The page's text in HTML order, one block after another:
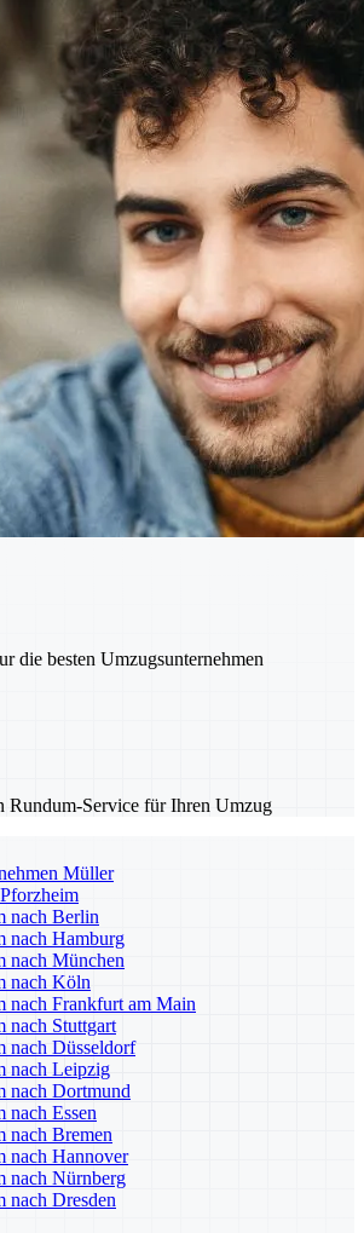
die besten Umzugsunternehmen
Rundum-Service für Ihren Umzug
Müller
nach Berlin
nach Hamburg
nach München
nach Köln
nach Frankfurt am Main
nach Stuttgart
nach Düsseldorf
nach Leipzig
nach Dortmund
nach Essen
nach Bremen
nach Hannover
nach Nürnberg
nach Dresden